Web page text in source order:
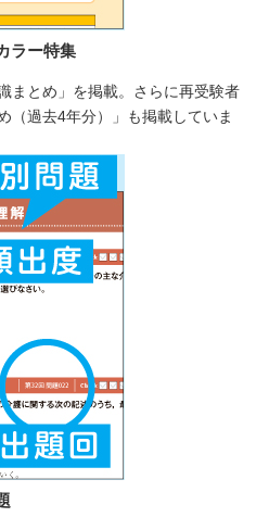
ラー特集
まとめ」を掲載。さらに再受験者
（過去4年分）」も掲載していま